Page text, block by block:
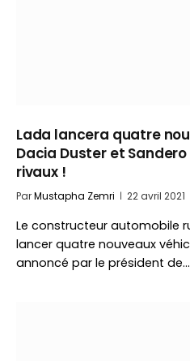
Lada lancera quatre
Dacia Duster et
rivaux !
ParMustapha Zemri 22 avril 2021
Le constructeur automobile
lancer quatre nouveaux
annoncé par le président de…